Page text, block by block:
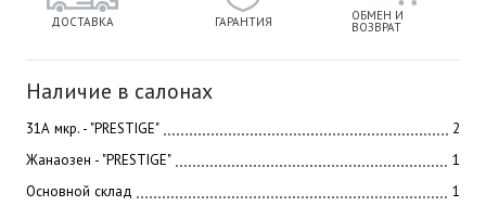
ДОСТАВКА ГАРАНТИЯ ОБМЕН И
ВОЗВРАТ
Наличие в салонах
31А мкр. - "PRESTIGE"
2
Жанаозен - "PRESTIGE"
1
Основной склад
1